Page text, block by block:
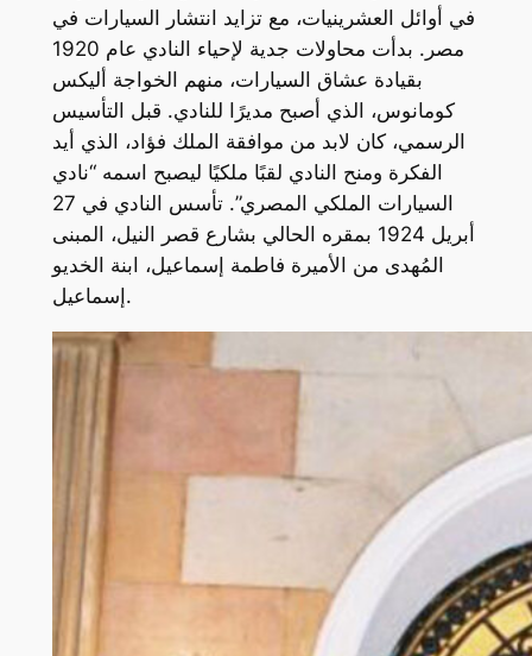
في أوائل العشرينيات، مع تزايد انتشار السيارات في
مصر. بدأت محاولات جدية لإحياء النادي عام 1920
بقيادة عشاق السيارات، منهم الخواجة أليكس
كومانوس، الذي أصبح مديرًا للنادي. قبل التأسيس
الرسمي، كان لابد من موافقة الملك فؤاد، الذي أيد
الفكرة ومنح النادي لقبًا ملكيًا ليصبح اسمه “نادي
السيارات الملكي المصري”. تأسس النادي في 27
أبريل 1924 بمقره الحالي بشارع قصر النيل، المبنى
المُهدى من الأميرة فاطمة إسماعيل، ابنة الخديو
إسماعيل.